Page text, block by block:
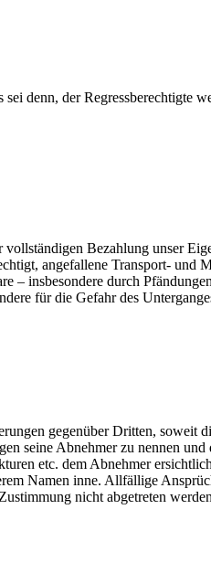
denn, der
Bezahlung unser
angefallene Transport- und
insbesondere durch
für die Gefahr des
gegenüber Dritten, soweit
seine Abnehmer zu nennen
etc. dem Abnehmer
Namen inne. Allfällige
nicht abgetreten